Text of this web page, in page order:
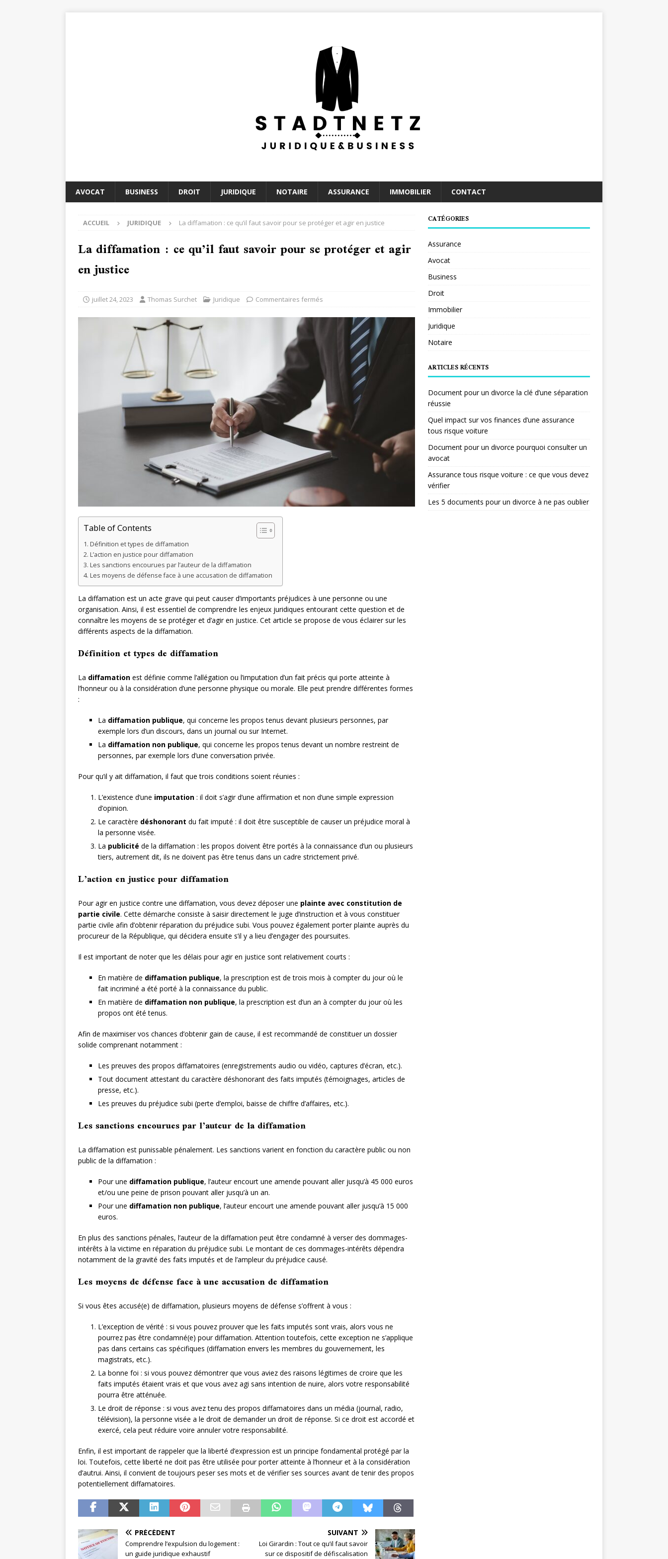
AVOCAT BUSINESS DROIT JURIDIQUE NOTAIRE ASSURANCE IMMOBILIER CONTACT
ACCUEIL JURIDIQUE La diffamation : ce qu’il faut savoir pour se protéger et agir en justice
La diffamation : ce qu’il faut savoir pour se protéger et agir
en justice
juillet 24, 2023 Thomas Surchet Juridique Commentaires fermés
Table of Contents
Définition et types de diffamation
L’action en justice pour diffamation
Les sanctions encourues par l’auteur de la diffamation
Les moyens de défense face à une accusation de diffamation
La diffamation est un acte grave qui peut causer d’importants préjudices à une personne ou une
organisation. Ainsi, il est essentiel de comprendre les enjeux juridiques entourant cette question et de
connaître les moyens de se protéger et d’agir en justice. Cet article se propose de vous éclairer sur les
différents aspects de la diffamation.
Définition et types de diffamation
La diffamation est définie comme l’allégation ou l’imputation d’un fait précis qui porte atteinte à
l’honneur ou à la considération d’une personne physique ou morale. Elle peut prendre différentes formes
:
La diffamation publique, qui concerne les propos tenus devant plusieurs personnes, par
exemple lors d’un discours, dans un journal ou sur Internet.
La diffamation non publique, qui concerne les propos tenus devant un nombre restreint de
personnes, par exemple lors d’une conversation privée.
Pour qu’il y ait diffamation, il faut que trois conditions soient réunies :
L’existence d’une imputation : il doit s’agir d’une affirmation et non d’une simple expression
d’opinion.
Le caractère déshonorant du fait imputé : il doit être susceptible de causer un préjudice moral à
la personne visée.
La publicité de la diffamation : les propos doivent être portés à la connaissance d’un ou plusieurs
tiers, autrement dit, ils ne doivent pas être tenus dans un cadre strictement privé.
L’action en justice pour diffamation
Pour agir en justice contre une diffamation, vous devez déposer une plainte avec constitution de
partie civile. Cette démarche consiste à saisir directement le juge d’instruction et à vous constituer
partie civile afin d’obtenir réparation du préjudice subi. Vous pouvez également porter plainte auprès du
procureur de la République, qui décidera ensuite s’il y a lieu d’engager des poursuites.
Il est important de noter que les délais pour agir en justice sont relativement courts :
En matière de diffamation publique, la prescription est de trois mois à compter du jour où le
fait incriminé a été porté à la connaissance du public.
En matière de diffamation non publique, la prescription est d’un an à compter du jour où les
propos ont été tenus.
Afin de maximiser vos chances d’obtenir gain de cause, il est recommandé de constituer un dossier
solide comprenant notamment :
Les preuves des propos diffamatoires (enregistrements audio ou vidéo, captures d’écran, etc.).
Tout document attestant du caractère déshonorant des faits imputés (témoignages, articles de
presse, etc.).
Les preuves du préjudice subi (perte d’emploi, baisse de chiffre d’affaires, etc.).
Les sanctions encourues par l’auteur de la diffamation
La diffamation est punissable pénalement. Les sanctions varient en fonction du caractère public ou non
public de la diffamation :
Pour une diffamation publique, l’auteur encourt une amende pouvant aller jusqu’à 45 000 euros
et/ou une peine de prison pouvant aller jusqu’à un an.
Pour une diffamation non publique, l’auteur encourt une amende pouvant aller jusqu’à 15 000
euros.
En plus des sanctions pénales, l’auteur de la diffamation peut être condamné à verser des dommages-
intérêts à la victime en réparation du préjudice subi. Le montant de ces dommages-intérêts dépendra
notamment de la gravité des faits imputés et de l’ampleur du préjudice causé.
Les moyens de défense face à une accusation de diffamation
Si vous êtes accusé(e) de diffamation, plusieurs moyens de défense s’offrent à vous :
L’exception de vérité : si vous pouvez prouver que les faits imputés sont vrais, alors vous ne
pourrez pas être condamné(e) pour diffamation. Attention toutefois, cette exception ne s’applique
pas dans certains cas spécifiques (diffamation envers les membres du gouvernement, les
magistrats, etc.).
La bonne foi : si vous pouvez démontrer que vous aviez des raisons légitimes de croire que les
faits imputés étaient vrais et que vous avez agi sans intention de nuire, alors votre responsabilité
pourra être atténuée.
Le droit de réponse : si vous avez tenu des propos diffamatoires dans un média (journal, radio,
télévision), la personne visée a le droit de demander un droit de réponse. Si ce droit est accordé et
exercé, cela peut réduire voire annuler votre responsabilité.
Enfin, il est important de rappeler que la liberté d’expression est un principe fondamental protégé par la
loi. Toutefois, cette liberté ne doit pas être utilisée pour porter atteinte à l’honneur et à la considération
d’autrui. Ainsi, il convient de toujours peser ses mots et de vérifier ses sources avant de tenir des propos
potentiellement diffamatoires.
PRÉCÉDENT
Comprendre l’expulsion du logement :
un guide juridique exhaustif
SUIVANT
Loi Girardin : Tout ce qu’il faut savoir
sur ce dispositif de défiscalisation
CATÉGORIES
Assurance
Avocat
Business
Droit
Immobilier
Juridique
Notaire
ARTICLES RÉCENTS
Document pour un divorce la clé d’une séparation
réussie
Quel impact sur vos finances d’une assurance
tous risque voiture
Document pour un divorce pourquoi consulter un
avocat
Assurance tous risque voiture : ce que vous devez
vérifier
Les 5 documents pour un divorce à ne pas oublier